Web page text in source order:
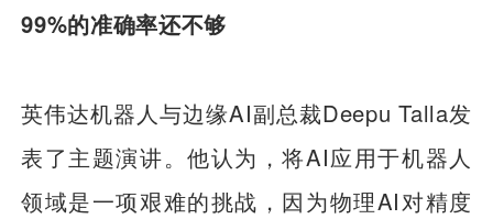
99%的准确率还不够
英伟达机器人与边缘AI副总裁Deepu Talla发
表了主题演讲。他认为，将AI应用于机器人
领域是一项艰难的挑战，因为物理AI对精度